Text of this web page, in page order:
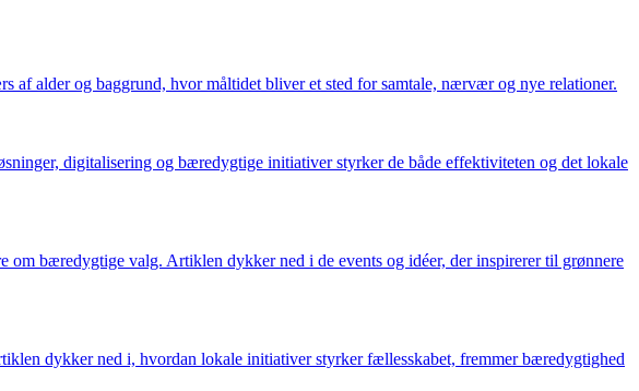
af alder og baggrund, hvor måltidet bliver et sted for samtale, nærvær og nye relationer.
digitalisering og bæredygtige initiativer styrker de både effektiviteten og det lokale
bæredygtige valg. Artiklen dykker ned i de events og idéer, der inspirerer til grønnere
dykker ned i, hvordan lokale initiativer styrker fællesskabet, fremmer bæredygtighed